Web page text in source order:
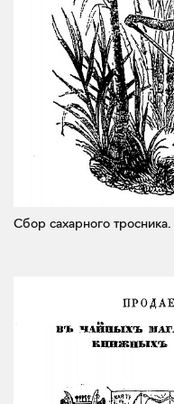
Сбор сахарного тросника.